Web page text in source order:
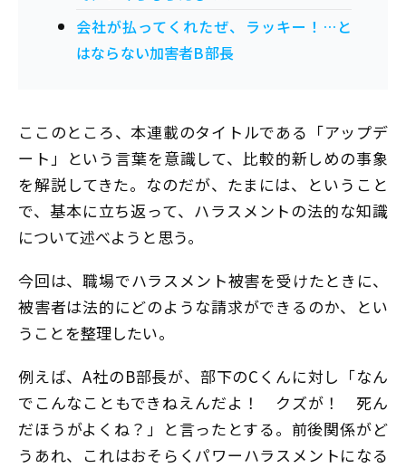
会社が払ってくれたぜ、ラッキー！…と
はならない加害者B部長
ここのところ、本連載のタイトルである「アップデ
ート」という言葉を意識して、比較的新しめの事象
を解説してきた。なのだが、たまには、ということ
で、基本に立ち返って、ハラスメントの法的な知識
について述べようと思う。
今回は、職場でハラスメント被害を受けたときに、
被害者は法的にどのような請求ができるのか、とい
うことを整理したい。
例えば、A社のB部長が、部下のCくんに対し「なん
でこんなこともできねえんだよ！ クズが！ 死ん
だほうがよくね？」と言ったとする。前後関係がど
うあれ、これはおそらくパワーハラスメントになる